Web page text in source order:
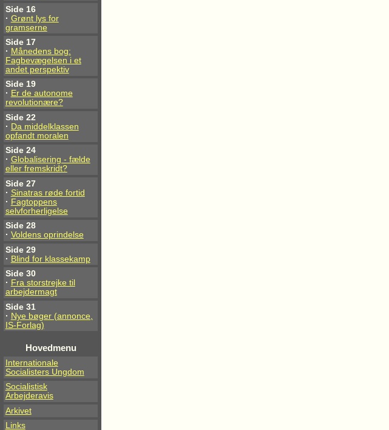
Side 16
· Grønt lys for
gramserne
Side 17
· Månedens bog:
Fagbevægelsen i et
andet perspektiv
Side 19
· Er de autonome
revolutionære?
Side 22
· Da middelklassen
opfandt moralen
Side 24
· Globalisering - fælde
eller fremskridt?
Side 27
· Sinatras røde fortid
· Fagtoppens
selvforherligelse
Side 28
· Voldens oprindelse
Side 29
· Blind for klassekamp
Side 30
· Fra storstrejke til
arbejdermagt
Side 31
· Nye bøger (annonce,
IS-Forlag)
Hovedmenu
Internationale
Socialisters Ungdom
Socialistisk
Arbejderavis
Arkivet
Links